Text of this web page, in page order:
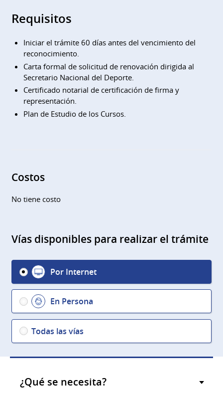
Requisitos
Iniciar el trámite 60 días antes del vencimiento del
reconocimiento.
Carta formal de solicitud de renovación dirigida al
Secretario Nacional del Deporte.
Certificado notarial de certificación de firma y
representación.
Plan de Estudio de los Cursos.
Costos
No tiene costo
Vías disponibles para realizar el trámite
Por Internet
En Persona
Todas las vías
¿Qué se necesita?